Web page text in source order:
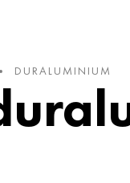
DURALUMINIUM